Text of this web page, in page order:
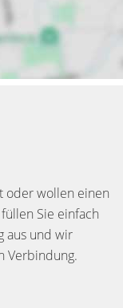
oder wollen einen
Sie einfach
aus und wir
Verbindung.